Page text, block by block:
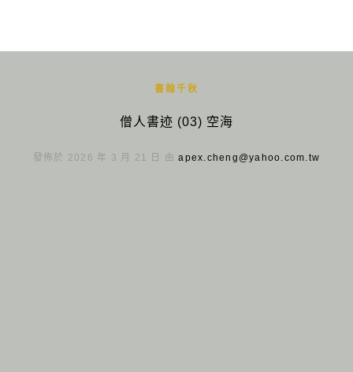
書翰千秋
僧人書迹 (03) 空海
發佈於 2026 年 3 月 21 日 由apex.cheng@yahoo.com.tw